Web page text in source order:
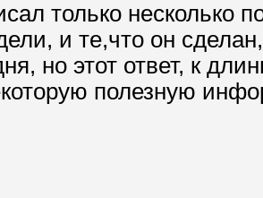
только несколько
и те,что он
но этот ответ, к
полезную